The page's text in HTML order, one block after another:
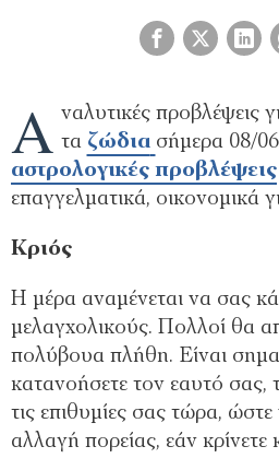
Α ναλυτικές προβλέψεις
τα ζώδια σήμερα 08/
αστρολογικές προβλέψεις
επαγγελματικά, οικονομικά
Kριός
Η μέρα αναμένεται να σας
μελαγχολικούς. Πολλοί θα
πολύβουα πλήθη. Είναι
κατανοήσετε τον εαυτό σας,
τις επιθυμίες σας τώρα,
αλλαγή πορείας, εάν κρίνετε